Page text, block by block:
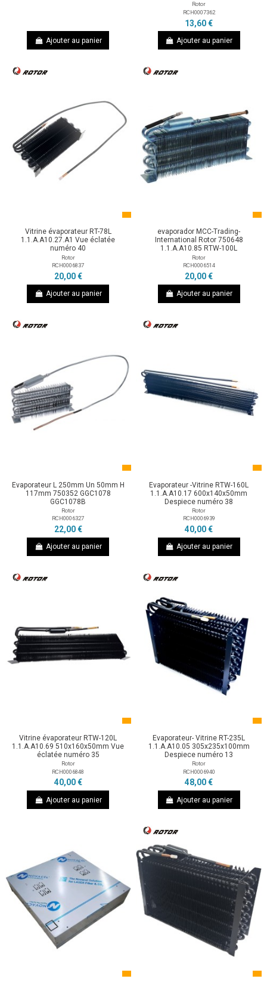
Ajouter au panier
Rotor
RCH0007362
13,60 €
Ajouter au panier
Vitrine évaporateur RT-78L
1.1.A.A10.27.A1 Vue éclatée
numéro 40
Rotor
RCH0006837
20,00 €
Ajouter au panier
evaporador MCC-Trading-
International Rotor 750648
1.1.A.A10.85 RTW-100L
Rotor
RCH0006514
20,00 €
Ajouter au panier
Evaporateur L 250mm Un 50mm H
117mm 750352 GGC1078
GGC1078B
Rotor
RCH0006327
22,00 €
Ajouter au panier
Evaporateur -Vitrine RTW-160L
1.1.A.A10.17 600x140x50mm
Despiece numéro 38
Rotor
RCH0006939
40,00 €
Ajouter au panier
Vitrine évaporateur RTW-120L
1.1.A.A10.69 510x160x50mm Vue
éclatée numéro 35
Rotor
RCH0006848
40,00 €
Ajouter au panier
Evaporateur- Vitrine RT-235L
1.1.A.A10.05 305x235x100mm
Despiece numéro 13
Rotor
RCH0006940
48,00 €
Ajouter au panier